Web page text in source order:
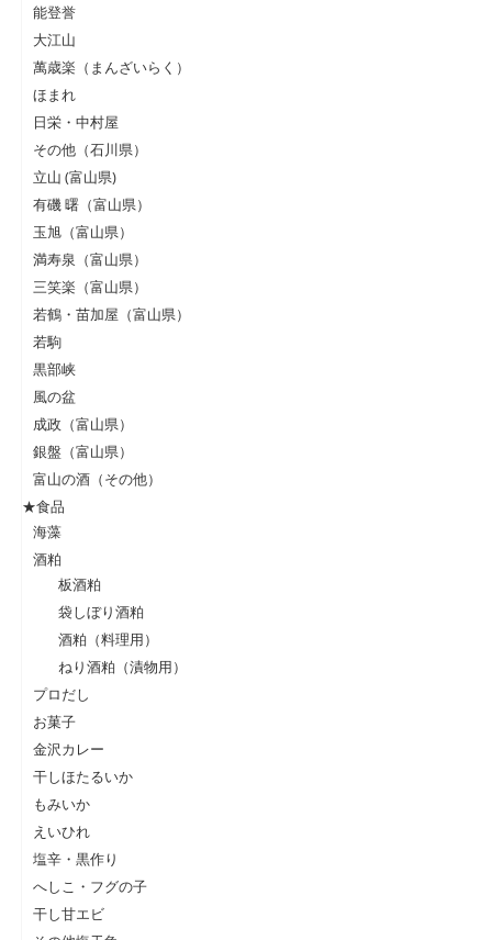
能登誉
大江山
萬歳楽（まんざいらく）
ほまれ
日栄・中村屋
その他（石川県）
立山 (富山県)
有磯 曙（富山県）
玉旭（富山県）
満寿泉（富山県）
三笑楽（富山県）
若鶴・苗加屋（富山県）
若駒
黒部峡
風の盆
成政（富山県）
銀盤（富山県）
富山の酒（その他）
★食品
海藻
酒粕
板酒粕
袋しぼり酒粕
酒粕（料理用）
ねり酒粕（漬物用）
プロだし
お菓子
金沢カレー
干しほたるいか
もみいか
えいひれ
塩辛・黒作り
へしこ・フグの子
干し甘エビ